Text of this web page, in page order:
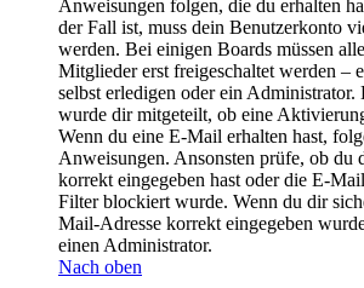
Anweisungen folgen, die du erhalten
der Fall ist, muss dein Benutzerkonto
werden. Bei einigen Boards müssen
Mitglieder erst freigeschaltet werden –
selbst erledigen oder ein
wurde dir mitgeteilt, ob eine
Wenn du eine E-Mail erhalten hast,
Anweisungen. Ansonsten prüfe, ob du
korrekt eingegeben hast oder die E-
Filter blockiert wurde. Wenn du dir
Mail-Adresse korrekt eingegeben
einen Administrator.
Nach oben